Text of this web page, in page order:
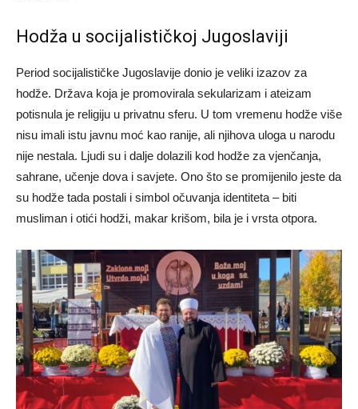
Hodža u socijalističkoj Jugoslaviji
Period socijalističke Jugoslavije donio je veliki izazov za
hodže. Država koja je promovirala sekularizam i ateizam
potisnula je religiju u privatnu sferu. U tom vremenu hodže više
nisu imali istu javnu moć kao ranije, ali njihova uloga u narodu
nije nestala. Ljudi su i dalje dolazili kod hodže za vjenčanja,
sahrane, učenje dova i savjete. Ono što se promijenilo jeste da
su hodže tada postali i simbol očuvanja identiteta – biti
musliman i otići hodži, makar krišom, bila je i vrsta otpora.